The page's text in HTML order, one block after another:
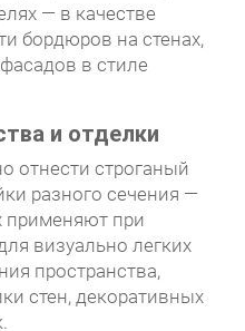
— в качестве
бордюров на стенах,
в стиле
и отделки
отнести строганый
разного сечения —
при
визуально легких
пространства,
стен, декоративных